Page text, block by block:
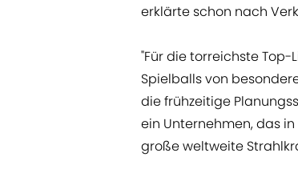
erklärte schon nach
"Für die torreichste Top-
Spielballs von
die frühzeitige
ein Unternehmen, das
große weltweite